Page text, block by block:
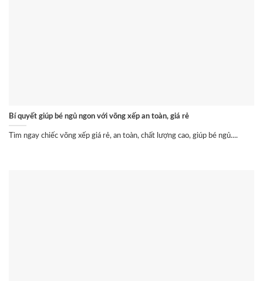
Bí quyết giúp bé ngủ ngon với võng xếp an toàn, giá rẻ
Tìm ngay chiếc võng xếp giá rẻ, an toàn, chất lượng cao, giúp bé ngủ....